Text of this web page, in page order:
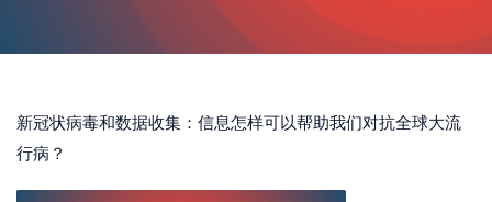
新冠状病毒和数据收集：信息怎样可以帮助我们对抗全球大流
行病？